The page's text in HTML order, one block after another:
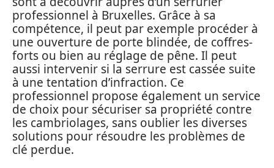
professionnel à Bruxelles. Grâce à sa
compétence, il peut par exemple procéder à
une ouverture de porte blindée, de coffres-
forts ou bien au réglage de pêne. Il peut
aussi intervenir si la serrure est cassée suite
à une tentation d’infraction. Ce
professionnel propose également un service
de choix pour sécuriser sa propriété contre
les cambriolages, sans oublier les diverses
solutions pour résoudre les problèmes de
clé perdue.